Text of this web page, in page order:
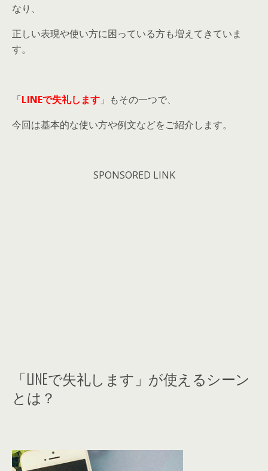
なり、
正しい表現や使い方に困っている方も増えてきていま
す。
「LINEで失礼します 」もその一つで、
今回は基本的な使い方や例文などをご紹介します。
SPONSORED LINK
「LINEで失礼します」が使えるシーン
とは？